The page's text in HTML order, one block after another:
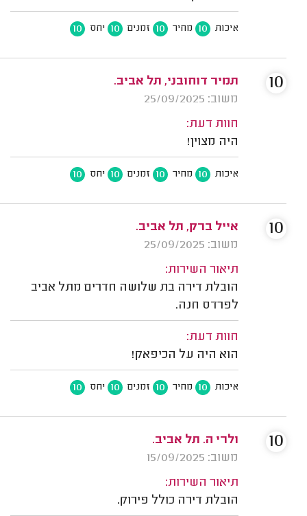
איכות 10 מחיר 10 זמנים 10 יחס 10
תמיר דוחובני, תל אביב.
משוב: 25/09/2025
חוות דעת:
היה מצוין!
איכות 10 מחיר 10 זמנים 10 יחס 10
10
אייל ברק, תל אביב.
משוב: 25/09/2025
תיאור השירות:
הובלת דירה בת שלושה חדרים מתל אביב
לפרדס חנה.
חוות דעת:
הוא היה על הכיפאק!
איכות 10 מחיר 10 זמנים 10 יחס 10
10
ולרי ה. תל אביב.
משוב: 15/09/2025
תיאור השירות:
הובלת דירה כולל פירוק.
10